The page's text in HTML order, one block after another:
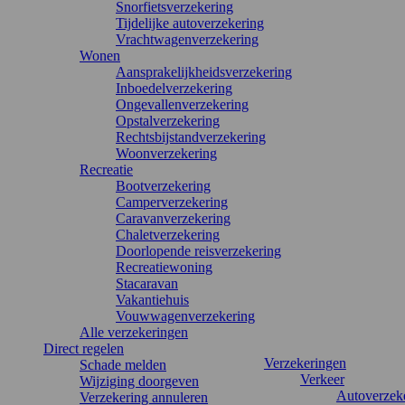
Snorfietsverzekering
Tijdelijke autoverzekering
Vrachtwagenverzekering
Wonen
Aansprakelijkheidsverzekering
Inboedelverzekering
Ongevallenverzekering
Opstalverzekering
Rechtsbijstandverzekering
Woonverzekering
Recreatie
Bootverzekering
Camperverzekering
Caravanverzekering
Chaletverzekering
Doorlopende reisverzekering
Recreatiewoning
Stacaravan
Vakantiehuis
Vouwwagenverzekering
Alle verzekeringen
Direct regelen
Schade melden
Wijziging doorgeven
Verzekering annuleren
Verzekeringen
Verkeer